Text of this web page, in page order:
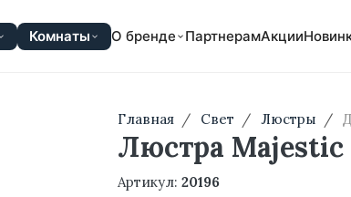
Комнаты О бренде ПартнерамАкции
Главная Свет Люстры
Люстра Majestic
Артикул:20196